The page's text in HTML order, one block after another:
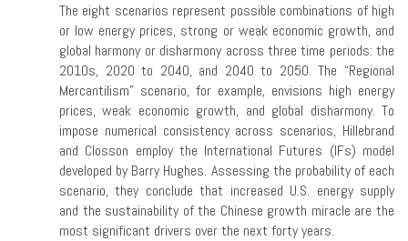
The eight scenarios represent possible combinations of high
or low energy prices, strong or weak economic growth, and
global harmony or disharmony across three time periods: the
2010s, 2020 to 2040, and 2040 to 2050. The “Regional
Mercantilism” scenario, for example, envisions high energy
prices, weak economic growth, and global disharmony. To
impose numerical consistency across scenarios, Hillebrand
and Closson employ the International Futures (IFs) model
developed by Barry Hughes. Assessing the probability of each
scenario, they conclude that increased U.S. energy supply
and the sustainability of the Chinese growth miracle are the
most significant drivers over the next forty years.